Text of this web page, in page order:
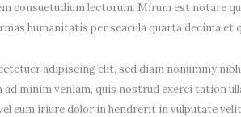
consuetudium lectorum. Mirum est notare
humanitatis per seacula quarta decima et
adipiscing elit, sed diam nonummy
minim veniam, quis nostrud exerci tation
eum iriure dolor in hendrerit in vulputate